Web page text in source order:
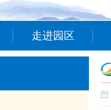
走进园区